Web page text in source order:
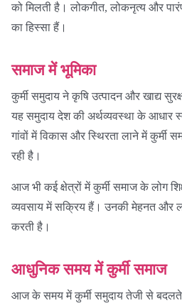
को मिलती है। लोकगीत, लोकनृत्य और
का हिस्सा हैं।
समाज में भूमिका
कुर्मी समुदाय ने कृषि उत्पादन और खाद्य
यह समुदाय देश की अर्थव्यवस्था के आधार
गांवों में विकास और स्थिरता लाने में कुर्मी
रही है।
आज भी कई क्षेत्रों में कुर्मी समाज के लोग
व्यवसाय में सक्रिय हैं। उनकी मेहनत और
करती है।
आधुनिक समय में कुर्मी समाज
आज के समय में कुर्मी समुदाय तेजी से